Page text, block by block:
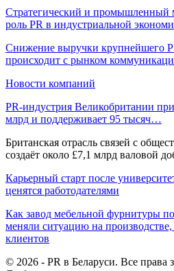
Стратегический и промышленный
роль PR в индустриальной
Снижение выручки крупнейшего
происходит с рынком
Новости компаний
PR-индустрия Великобритании
млрд и поддерживает 95 тысяч…
Британская отрасль связей с
создаёт около £7,1 млрд валовой
Карьерный старт после
ценятся работодателями
Как завод мебельной фурнитуры
меняли ситуацию на
клиентов
© 2026 - PR в Беларуси. Все права